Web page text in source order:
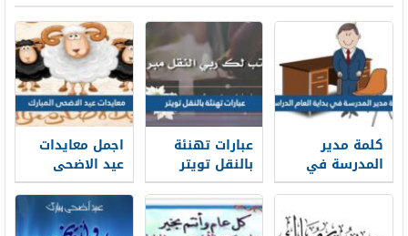
كلمة مدير
المدرسة في
بداية العام
الدراسي 1448
جاهزة للطباعة
عبارات تهنئة
بالنقل تويتر
1448 بالصور
اجمل معايدات
عيد الاضحى
المبارك 2026-
1448